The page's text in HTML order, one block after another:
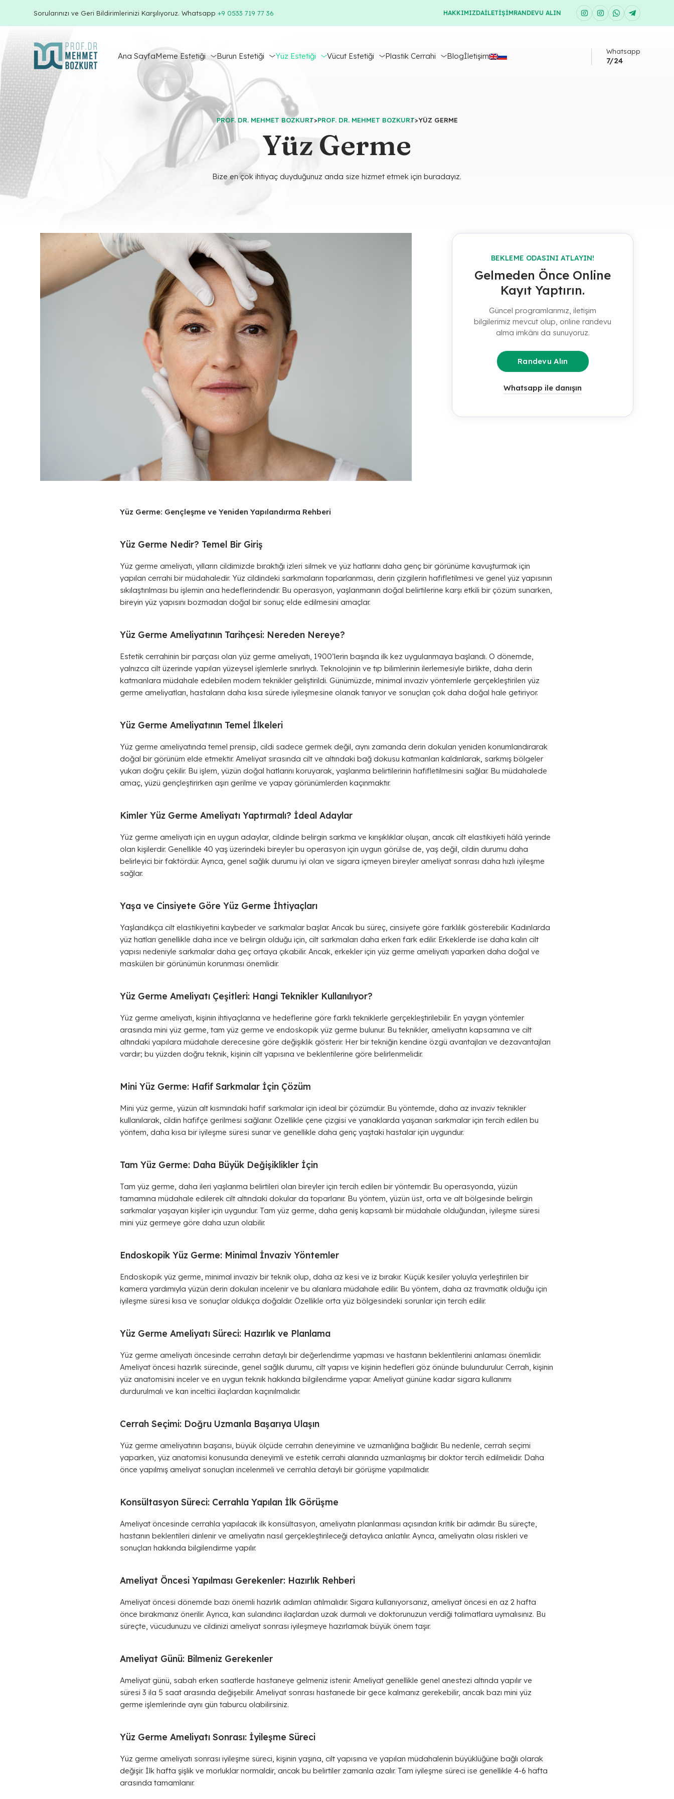
Sorularınızı ve Geri Bildirimlerinizi Karşılıyoruz. Whatsapp+9 0533 719 77 36 HAKKIMIZDAİLETIŞIMRANDEVU ALIN
Ana SayfaMeme Estetiği Burun Estetiği Yüz Estetiği Vücut Estetiği Plastik Cerrahi Blogİletişim
Whatsapp
7/24
PROF. DR. MEHMET BOZKURT>PROF. DR. MEHMET BOZKURT>YÜZ GERME
Yüz Germe
Bize en çok ihtiyaç duyduğunuz anda size hizmet etmek için buradayız.
BEKLEME ODASINI ATLAYIN!
Gelmeden Önce Online
Kayıt Yaptırın.
Güncel programlarımız, iletişim
bilgilerimiz mevcut olup, online randevu
alma imkânı da sunuyoruz.
Randevu Alın
Whatsapp ile danışın
Yüz Germe: Gençleşme ve Yeniden Yapılandırma Rehberi
Yüz Germe Nedir? Temel Bir Giriş
Yüz germe ameliyatı, yılların cildimizde bıraktığı izleri silmek ve yüz hatlarını daha genç bir görünüme kavuşturmak için
yapılan cerrahi bir müdahaledir. Yüz cildindeki sarkmaların toparlanması, derin çizgilerin hafifletilmesi ve genel yüz yapısının
sıkılaştırılması bu işlemin ana hedeflerindendir. Bu operasyon, yaşlanmanın doğal belirtilerine karşı etkili bir çözüm sunarken,
bireyin yüz yapısını bozmadan doğal bir sonuç elde edilmesini amaçlar.
Yüz Germe Ameliyatının Tarihçesi: Nereden Nereye?
Estetik cerrahinin bir parçası olan yüz germe ameliyatı, 1900’lerin başında ilk kez uygulanmaya başlandı. O dönemde,
yalnızca cilt üzerinde yapılan yüzeysel işlemlerle sınırlıydı. Teknolojinin ve tıp bilimlerinin ilerlemesiyle birlikte, daha derin
katmanlara müdahale edebilen modern teknikler geliştirildi. Günümüzde, minimal invaziv yöntemlerle gerçekleştirilen yüz
germe ameliyatları, hastaların daha kısa sürede iyileşmesine olanak tanıyor ve sonuçları çok daha doğal hale getiriyor.
Yüz Germe Ameliyatının Temel İlkeleri
Yüz germe ameliyatında temel prensip, cildi sadece germek değil, aynı zamanda derin dokuları yeniden konumlandırarak
doğal bir görünüm elde etmektir. Ameliyat sırasında cilt ve altındaki bağ dokusu katmanları kaldırılarak, sarkmış bölgeler
yukarı doğru çekilir. Bu işlem, yüzün doğal hatlarını koruyarak, yaşlanma belirtilerinin hafifletilmesini sağlar. Bu müdahalede
amaç, yüzü gençleştirirken aşırı gerilme ve yapay görünümlerden kaçınmaktır.
Kimler Yüz Germe Ameliyatı Yaptırmalı? İdeal Adaylar
Yüz germe ameliyatı için en uygun adaylar, cildinde belirgin sarkma ve kırışıklıklar oluşan, ancak cilt elastikiyeti hâlâ yerinde
olan kişilerdir. Genellikle 40 yaş üzerindeki bireyler bu operasyon için uygun görülse de, yaş değil, cildin durumu daha
belirleyici bir faktördür. Ayrıca, genel sağlık durumu iyi olan ve sigara içmeyen bireyler ameliyat sonrası daha hızlı iyileşme
sağlar.
Yaşa ve Cinsiyete Göre Yüz Germe İhtiyaçları
Yaşlandıkça cilt elastikiyetini kaybeder ve sarkmalar başlar. Ancak bu süreç, cinsiyete göre farklılık gösterebilir. Kadınlarda
yüz hatları genellikle daha ince ve belirgin olduğu için, cilt sarkmaları daha erken fark edilir. Erkeklerde ise daha kalın cilt
yapısı nedeniyle sarkmalar daha geç ortaya çıkabilir. Ancak, erkekler için yüz germe ameliyatı yaparken daha doğal ve
maskülen bir görünümün korunması önemlidir.
Yüz Germe Ameliyatı Çeşitleri: Hangi Teknikler Kullanılıyor?
Yüz germe ameliyatı, kişinin ihtiyaçlarına ve hedeflerine göre farklı tekniklerle gerçekleştirilebilir. En yaygın yöntemler
arasında mini yüz germe, tam yüz germe ve endoskopik yüz germe bulunur. Bu teknikler, ameliyatın kapsamına ve cilt
altındaki yapılara müdahale derecesine göre değişiklik gösterir. Her bir tekniğin kendine özgü avantajları ve dezavantajları
vardır; bu yüzden doğru teknik, kişinin cilt yapısına ve beklentilerine göre belirlenmelidir.
Mini Yüz Germe: Hafif Sarkmalar İçin Çözüm
Mini yüz germe, yüzün alt kısmındaki hafif sarkmalar için ideal bir çözümdür. Bu yöntemde, daha az invaziv teknikler
kullanılarak, cildin hafifçe gerilmesi sağlanır. Özellikle çene çizgisi ve yanaklarda yaşanan sarkmalar için tercih edilen bu
yöntem, daha kısa bir iyileşme süresi sunar ve genellikle daha genç yaştaki hastalar için uygundur.
Tam Yüz Germe: Daha Büyük Değişiklikler İçin
Tam yüz germe, daha ileri yaşlanma belirtileri olan bireyler için tercih edilen bir yöntemdir. Bu operasyonda, yüzün
tamamına müdahale edilerek cilt altındaki dokular da toparlanır. Bu yöntem, yüzün üst, orta ve alt bölgesinde belirgin
sarkmalar yaşayan kişiler için uygundur. Tam yüz germe, daha geniş kapsamlı bir müdahale olduğundan, iyileşme süresi
mini yüz germeye göre daha uzun olabilir.
Endoskopik Yüz Germe: Minimal İnvaziv Yöntemler
Endoskopik yüz germe, minimal invaziv bir teknik olup, daha az kesi ve iz bırakır. Küçük kesiler yoluyla yerleştirilen bir
kamera yardımıyla yüzün derin dokuları incelenir ve bu alanlara müdahale edilir. Bu yöntem, daha az travmatik olduğu için
iyileşme süresi kısa ve sonuçlar oldukça doğaldır. Özellikle orta yüz bölgesindeki sorunlar için tercih edilir.
Yüz Germe Ameliyatı Süreci: Hazırlık ve Planlama
Yüz germe ameliyatı öncesinde cerrahın detaylı bir değerlendirme yapması ve hastanın beklentilerini anlaması önemlidir.
Ameliyat öncesi hazırlık sürecinde, genel sağlık durumu, cilt yapısı ve kişinin hedefleri göz önünde bulundurulur. Cerrah, kişinin
yüz anatomisini inceler ve en uygun teknik hakkında bilgilendirme yapar. Ameliyat gününe kadar sigara kullanımı
durdurulmalı ve kan inceltici ilaçlardan kaçınılmalıdır.
Cerrah Seçimi: Doğru Uzmanla Başarıya Ulaşın
Yüz germe ameliyatının başarısı, büyük ölçüde cerrahın deneyimine ve uzmanlığına bağlıdır. Bu nedenle, cerrah seçimi
yaparken, yüz anatomisi konusunda deneyimli ve estetik cerrahi alanında uzmanlaşmış bir doktor tercih edilmelidir. Daha
önce yapılmış ameliyat sonuçları incelenmeli ve cerrahla detaylı bir görüşme yapılmalıdır.
Konsültasyon Süreci: Cerrahla Yapılan İlk Görüşme
Ameliyat öncesinde cerrahla yapılacak ilk konsültasyon, ameliyatın planlanması açısından kritik bir adımdır. Bu süreçte,
hastanın beklentileri dinlenir ve ameliyatın nasıl gerçekleştirileceği detaylıca anlatılır. Ayrıca, ameliyatın olası riskleri ve
sonuçları hakkında bilgilendirme yapılır.
Ameliyat Öncesi Yapılması Gerekenler: Hazırlık Rehberi
Ameliyat öncesi dönemde bazı önemli hazırlık adımları atılmalıdır. Sigara kullanıyorsanız, ameliyat öncesi en az 2 hafta
önce bırakmanız önerilir. Ayrıca, kan sulandırıcı ilaçlardan uzak durmalı ve doktorunuzun verdiği talimatlara uymalısınız. Bu
süreçte, vücudunuzu ve cildinizi ameliyat sonrası iyileşmeye hazırlamak büyük önem taşır.
Ameliyat Günü: Bilmeniz Gerekenler
Ameliyat günü, sabah erken saatlerde hastaneye gelmeniz istenir. Ameliyat genellikle genel anestezi altında yapılır ve
süresi 3 ila 5 saat arasında değişebilir. Ameliyat sonrası hastanede bir gece kalmanız gerekebilir, ancak bazı mini yüz
germe işlemlerinde aynı gün taburcu olabilirsiniz.
Yüz Germe Ameliyatı Sonrası: İyileşme Süreci
Yüz germe ameliyatı sonrası iyileşme süreci, kişinin yaşına, cilt yapısına ve yapılan müdahalenin büyüklüğüne bağlı olarak
değişir. İlk hafta şişlik ve morluklar normaldir, ancak bu belirtiler zamanla azalır. Tam iyileşme süreci ise genellikle 4-6 hafta
arasında tamamlanır.